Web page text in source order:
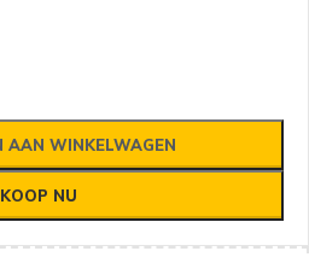
AAN WINKELWAGEN
KOOP NU